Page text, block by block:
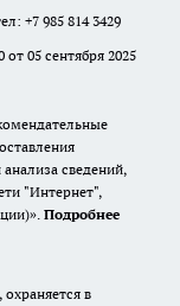
+7 985 814 3429
05 сентября 2025
сведений,
"Интернет",
Подробнее
в